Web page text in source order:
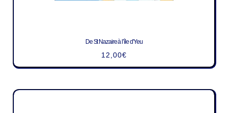
De St Nazaire à l’île d’Yeu
12,00€